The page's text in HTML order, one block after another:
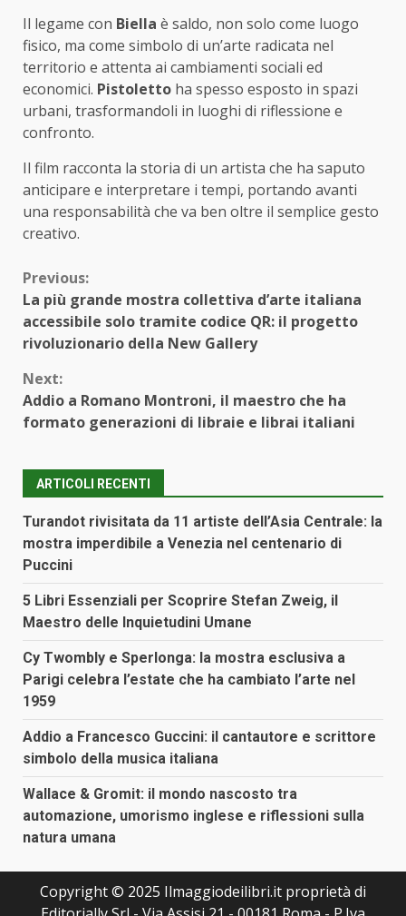
Il legame con Biella è saldo, non solo come luogo
fisico, ma come simbolo di un’arte radicata nel
territorio e attenta ai cambiamenti sociali ed
economici. Pistoletto ha spesso esposto in spazi
urbani, trasformandoli in luoghi di riflessione e
confronto.
Il film racconta la storia di un artista che ha saputo
anticipare e interpretare i tempi, portando avanti
una responsabilità che va ben oltre il semplice gesto
creativo.
Continue
Reading
Previous:
La più grande mostra collettiva d’arte italiana
accessibile solo tramite codice QR: il progetto
rivoluzionario della New Gallery
Next:
Addio a Romano Montroni, il maestro che ha
formato generazioni di libraie e librai italiani
ARTICOLI RECENTI
Turandot rivisitata da 11 artiste dell’Asia Centrale: la
mostra imperdibile a Venezia nel centenario di
Puccini
5 Libri Essenziali per Scoprire Stefan Zweig, il
Maestro delle Inquietudini Umane
Cy Twombly e Sperlonga: la mostra esclusiva a
Parigi celebra l’estate che ha cambiato l’arte nel
1959
Addio a Francesco Guccini: il cantautore e scrittore
simbolo della musica italiana
Wallace & Gromit: il mondo nascosto tra
automazione, umorismo inglese e riflessioni sulla
natura umana
Copyright © 2025 Ilmaggiodeilibri.it proprietà di